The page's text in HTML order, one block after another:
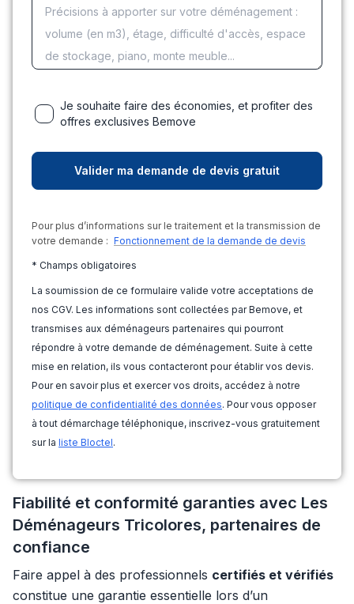
Je souhaite faire des économies, et profiter des
offres exclusives Bemove
Pour plus d’informations sur le traitement et la transmission de
votre demande : Fonctionnement de la demande de devis
* Champs obligatoires
La soumission de ce formulaire valide votre acceptations de
nos CGV. Les informations sont collectées par Bemove, et
transmises aux déménageurs partenaires qui pourront
répondre à votre demande de déménagement. Suite à cette
mise en relation, ils vous contacteront pour établir vos devis.
Pour en savoir plus et exercer vos droits, accédez à notre
politique de confidentialité des données. Pour vous opposer
à tout démarchage téléphonique, inscrivez-vous gratuitement
sur la liste Bloctel.
Fiabilité et conformité garanties avec Les
Déménageurs Tricolores, partenaires de
confiance
Faire appel à des professionnels certifiés et vérifiés
constitue une garantie essentielle lors d’un